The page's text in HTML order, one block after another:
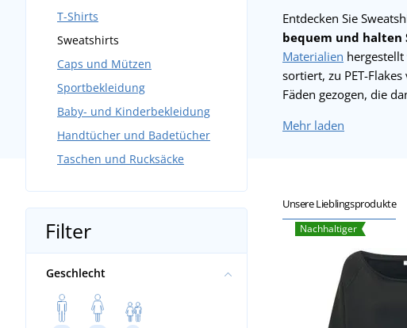
Entdecken Sie
bequem und halten
Materialien hergestellt
sortiert, zu PET-
Fäden gezogen, die
Mehr laden
T-Shirts
Sweatshirts
Caps und Mützen
Sportbekleidung
Baby- und Kinderbekleidung
Handtücher und Badetücher
Taschen und Rucksäcke
Filter
Geschlecht
Unsere Lieblingsprodukte
Nachhaltiger